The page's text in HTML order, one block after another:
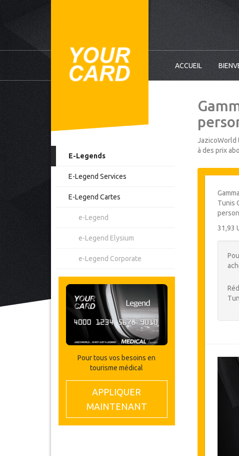
ACCUEIL
E-Legends
E-Legend Services
E-Legend Cartes
e-Legend
e-Legend Elysium
e-Legend Corporate
Pour tous vos besoins en
tourisme médical
APPLIQUER
MAINTENANT
JazicoWorld
à des prix
Tunis
31,93